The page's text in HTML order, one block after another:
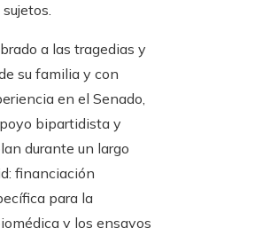
a las tragedias y
su familia y con
en el Senado,
bipartidista y
durante un largo
financiación
para la
y los ensayos